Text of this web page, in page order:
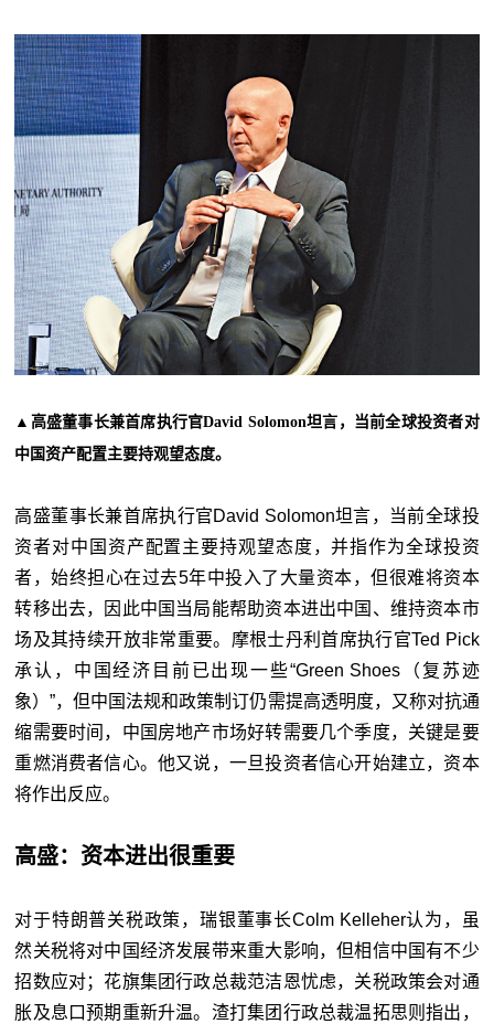
▲高盛董事长兼首席执行官David Solomon坦言，当前全球投资者对
中国资产配置主要持观望态度。
高盛董事长兼首席执行官David Solomon坦言，当前全球投
资者对中国资产配置主要持观望态度，并指作为全球投资
者，始终担心在过去5年中投入了大量资本，但很难将资本
转移出去，因此中国当局能帮助资本进出中国、维持资本市
场及其持续开放非常重要。摩根士丹利首席执行官Ted Pick
承认，中国经济目前已出现一些“Green Shoes（复苏迹
象）”，但中国法规和政策制订仍需提高透明度，又称对抗通
缩需要时间，中国房地产市场好转需要几个季度，关键是要
重燃消费者信心。他又说，一旦投资者信心开始建立，资本
将作出反应。
高盛：资本进出很重要
对于特朗普关税政策，瑞银董事长Colm Kelleher认为，虽
然关税将对中国经济发展带来重大影响，但相信中国有不少
招数应对；花旗集团行政总裁范洁恩忧虑，关税政策会对通
胀及息口预期重新升温。渣打集团行政总裁温拓思则指出，